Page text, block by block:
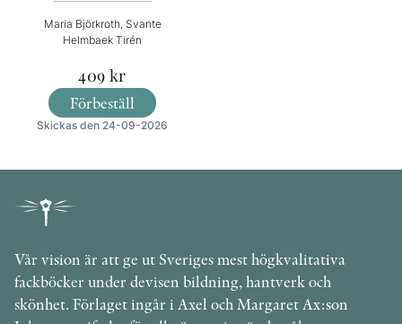
Maria Björkroth, Svante
Helmbaek Tirén
409 kr
Förbeställ
Skickas den 24-09-2026
Vår vision är att ge ut Sveriges mest högkvalitativa
fackböcker under devisen bildning, hantverk och
skönhet. Förlaget ingår i Axel och Margaret Ax:son